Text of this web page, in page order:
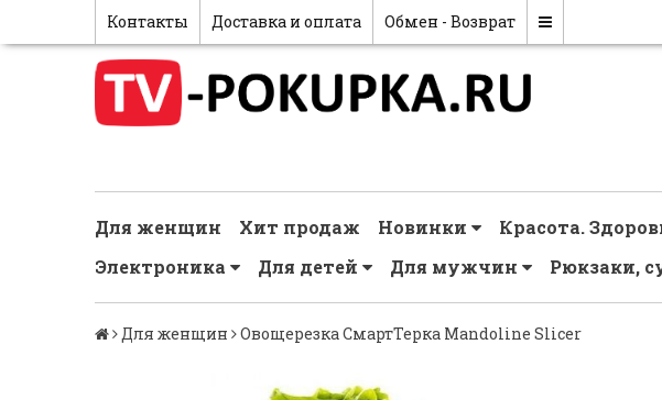
Контакты Доставка и оплата Обмен - Возврат
Для женщин Хит продаж Новинки Красота.
Электроника
Для детей Для мужчин Рюкзаки,
Для женщин Овощерезка СмартТерка Mandoline Slicer